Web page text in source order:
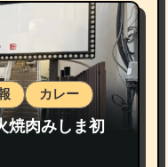
カレー
焼肉みしま初